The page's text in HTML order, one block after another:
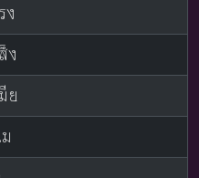
ง
ง
ย